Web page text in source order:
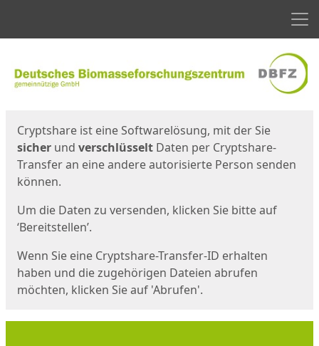
Cryptshare ist eine Softwarelösung, mit der Sie
sicher und verschlüsselt Daten per Cryptshare-
Transfer an eine andere autorisierte Person senden
können.
Um die Daten zu versenden, klicken Sie bitte auf
‘Bereitstellen’.
Wenn Sie eine Cryptshare-Transfer-ID erhalten
haben und die zugehörigen Dateien abrufen
möchten, klicken Sie auf 'Abrufen'.